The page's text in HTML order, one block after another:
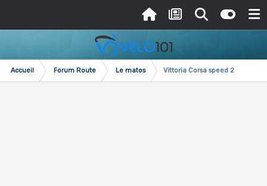
Accueil Forum Route Le matos Vittoria Corsa speed 2